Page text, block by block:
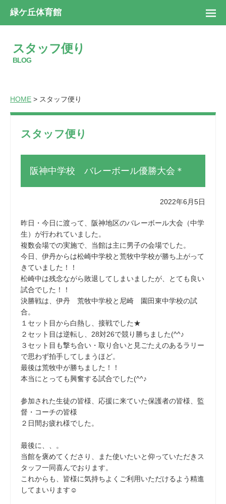
緑ケ丘体育館
スタッフ便り
BLOG
HOME > スタッフ便り
スタッフ便り
阪神中学校 バレーボール優勝大会＊
2022年6月5日
昨日・今日に渡って、阪神地区のバレーボール大会（中学
生）が行われていました。
複数会場での実施で、当館は主に男子の会場でした。
今日、伊丹からは松崎中学校と荒牧中学校が勝ち上がって
きていました！！
松崎中は残念ながら敗退してしまいましたが、とても良い
試合でした！！
決勝戦は、伊丹 荒牧中学校と尼崎 園田東中学校の試
合。
１セット目から白熱し、接戦でした★
２セット目は逆転し、28対26で競り勝ちました(^^♪
３セット目も撃ち合い・取り合いと見ごたえのあるラリー
で思わず拍手してしまうほど。
最後は荒牧中が勝ちました！！
本当にとっても興奮する試合でした(^^♪
参加された生徒の皆様、応援に来ていた保護者の皆様、監
督・コーチの皆様
２日間お疲れ様でした。
最後に、、。
当館を褒めてくださり、また使いたいと仰っていただきス
タッフ一同喜んでおります。
これからも、皆様に気持ちよくご利用いただけるよう精進
してまいります☺